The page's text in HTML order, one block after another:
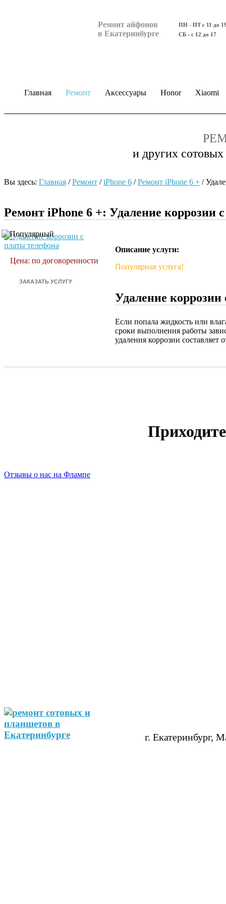
Ремонт айфонов
в Екатеринбурге
ПН - ПТ с 11 до
СБ - с 12 до 17
Главная Ремонт Аксессуары Honor Xiaomi
и других
Вы здесь: Главная /Ремонт /iPhone 6 /Ремонт iPhone 6 + /
Ремонт iPhone 6 +: Удаление коррозии
Цена: по договоренности
Описание услуги:
Популярная услуга!
Удаление
Если попала жидкость или
сроки выполнения работы
удаления коррозии составляет
Отзывы о нас на Флампе
г. Екатеринбург,